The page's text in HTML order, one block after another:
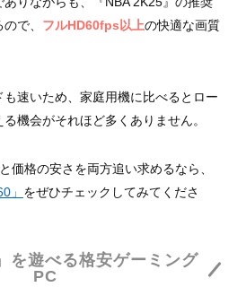
で、 フルHD60fps以上の快適な画質
も速いため、家庭用機に比べるとロー
機会がそれほど多くありません。
価格の安さを両方追い求めるなら、
」 をぜひチェックしてみてくださ
を遊べる格安ゲーミング
PC